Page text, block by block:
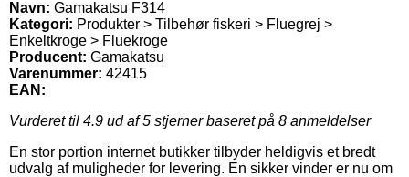
Navn: Gamakatsu F314
Kategori: Produkter > Tilbehør fiskeri > Fluegrej >
Enkeltkroge > Fluekroge
Producent: Gamakatsu
Varenummer: 42415
EAN:
Vurderet til 4.9 ud af 5 stjerner baseret på 8 anmeldelser
En stor portion internet butikker tilbyder heldigvis et bredt
udvalg af muligheder for levering. En sikker vinder er nu om